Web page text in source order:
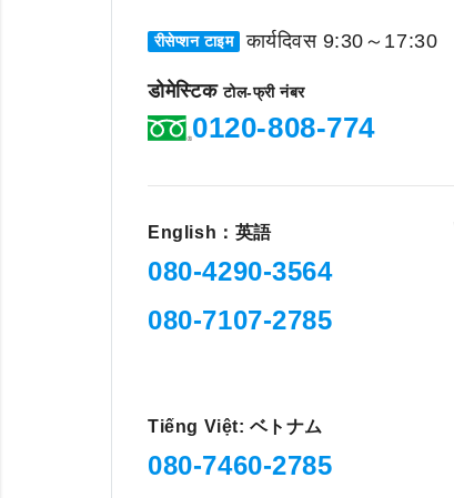
रीसेप्शन टाइम कार्यदिवस 9:30～17:30
डोमेस्टिक टोल-फ्री नंबर
0120-808-774
English：英語
080-4290-3564
080-7107-2785
Tiếng Việt: ベトナム
080-7460-2785